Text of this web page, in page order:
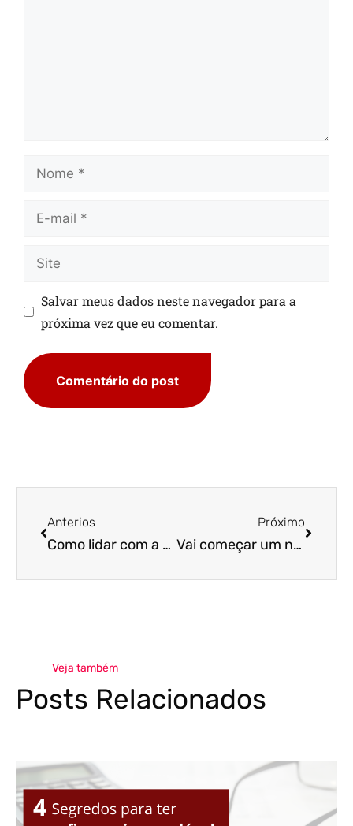
Salvar meus dados neste navegador para a
próxima vez que eu comentar.
Anterios
Como lidar com a tributação no pós-pandemia?
Próximo
Vai começar um negócio? Leia o nosso post e comece da maneira certa!
Veja também
Posts Relacionados